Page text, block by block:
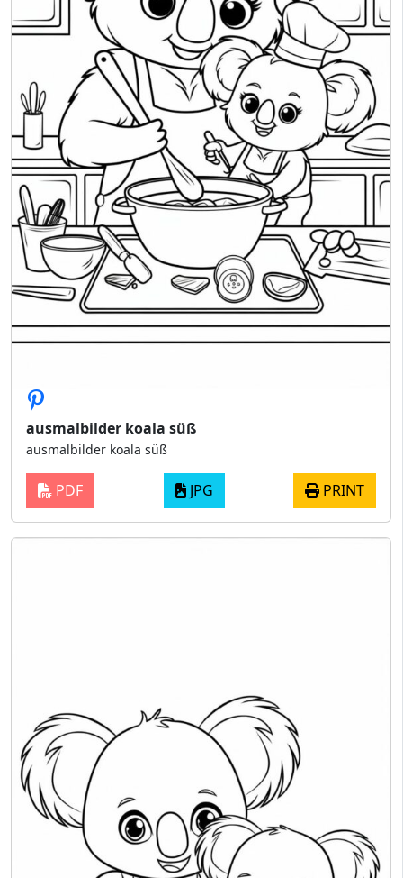
ausmalbilder koala süß
ausmalbilder koala süß
PDF JPG PRINT